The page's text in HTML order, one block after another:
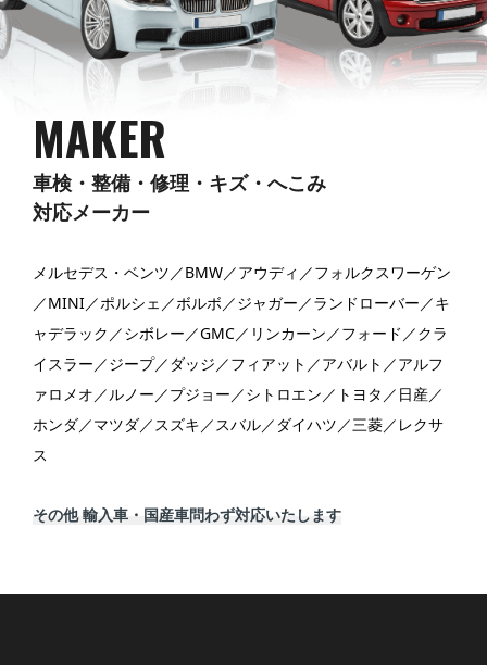
MAKER
車検・整備・修理・キズ・へこみ
対応メーカー
メルセデス・ベンツ／BMW／アウディ／フォルクスワーゲン
／MINI／ポルシェ／ボルボ／ジャガー／ランドローバー／キ
ャデラック／シボレー／GMC／リンカーン／フォード／クラ
イスラー／ジープ／ダッジ／フィアット／アバルト／アルフ
ァロメオ／ルノー／プジョー／シトロエン／トヨタ／日産／
ホンダ／マツダ／スズキ／スバル／ダイハツ／三菱／レクサ
ス
その他 輸入車・国産車問わず対応いたします